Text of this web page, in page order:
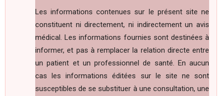
Les informations contenues sur le présent site ne
constituent ni directement, ni indirectement un avis
médical. Les informations fournies sont destinées à
informer, et pas à remplacer la relation directe entre
un patient et un professionnel de santé. En aucun
cas les informations éditées sur le site ne sont
susceptibles de se substituer à une consultation, une